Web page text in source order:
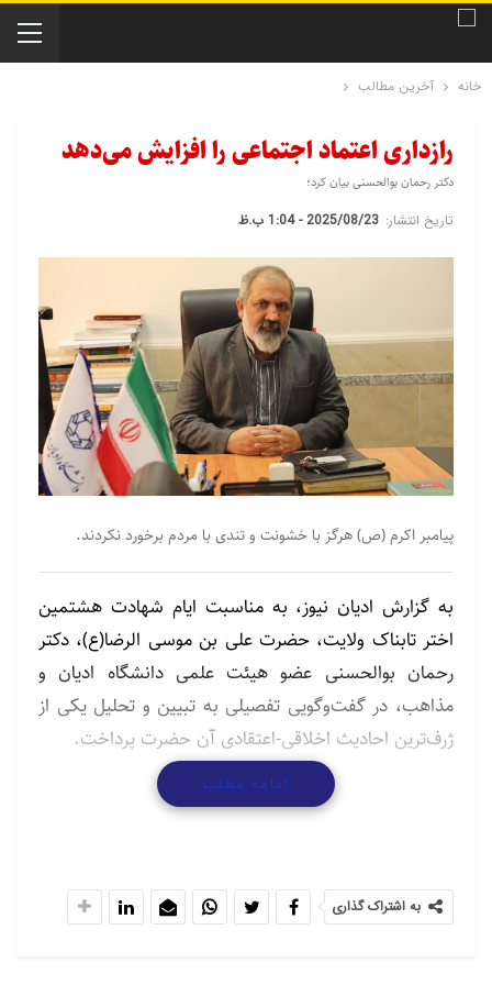
خانه آخرین مطالب
رازداری اعتماد اجتماعی را افزایش می‌دهد
دکتر رحمان بوالحسنی بیان کرد؛
تاریخ انتشار: 2025/08/23 - 1:04 ب.ظ
پیامبر اکرم (ص) هرگز با خشونت و تندی با مردم برخورد نکردند.
به گزارش ادیان نیوز، به مناسبت ایام شهادت هشتمین
اختر تابناک ولایت، حضرت علی بن موسی الرضا(ع)، دکتر
رحمان بوالحسنی عضو هیئت علمی دانشگاه ادیان و
مذاهب، در گفت‌وگویی تفصیلی به تبیین و تحلیل یکی از
ژرف‌ترین احادیث اخلاقی-اعتقادی آن حضرت پرداخت.
وی در این گفت‌وگو با اشاره به حدیث «لا يَكونُ المُؤمِنُ
مُؤمِناً حَتّى تَكونَ فيه ثَلاثُ خِصالٍ: سُنَّةٌ مِن رَبِّهِ، وَسُنَّةٌ مِن
السُّنَّةٌ مِن رَبِّهِ فَكِتْمانُ السِّرِّ، وَأَمَّا السُّنَّةُ مِن نَبِيِّهِ صلى الله
عليه و آله فَمُداراةُ النّاسِ، وَأَمَّا السُّنَّةُ مِن وَلِيِّهِ عليه السَّلام
ادامه مطلب
به اشتراک گذاری